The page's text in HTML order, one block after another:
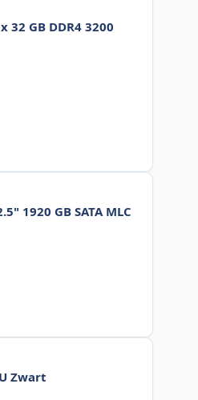
GB DDR4 3200
1920 GB SATA MLC
Zwart